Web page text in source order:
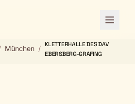
Open
München / KLETTERHALLE DES DAV
EBERSBERG-GRAFING